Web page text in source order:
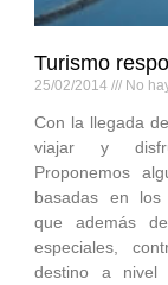
Turismo
25/02/2014 No
Con la llegada
viajar y
Proponemos
basadas en los
que además
especiales,
destino a nivel